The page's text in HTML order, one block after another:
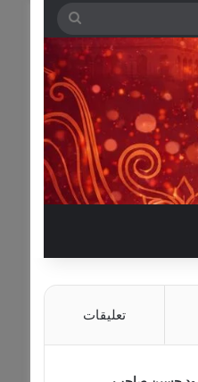
عن
تعليقات